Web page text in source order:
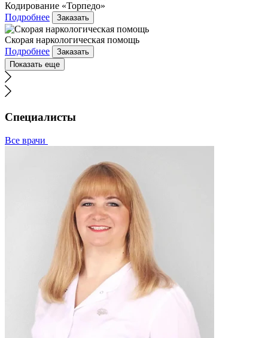
Кодирование «Торпедо»
Подробнее
Заказать
Скорая наркологическая помощь
Подробнее
Заказать
Показать еще
Специалисты
Все врачи